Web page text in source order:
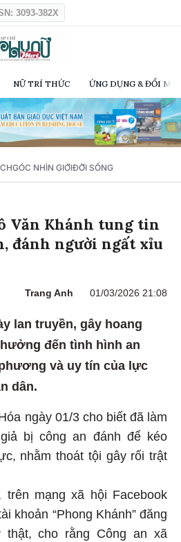
3093-382X
NỮ TRÍ THỨC ỨNG DỤNG & ĐỔI
GÓC NHÌN GIỚIĐỜI SỐNG
Văn Khánh tung tin
đánh người ngất xỉu
Trang Anh 01/03/2026 21:08
lan truyền, gây hoang
đến tình hình an
và uy tín của lực
dân.
ngày 01/3 cho biết đã làm
bị công an đánh để kéo
nhằm thoát tội gây rối trật
mạng xã hội Facebook
khoản “Phong Khánh” đăng
cho rằng Công an xã